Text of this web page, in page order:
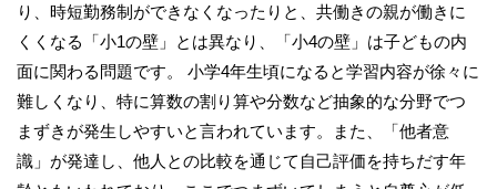
り、時短勤務制ができなくなったりと、共働きの親が働きに
くくなる「小1の壁」とは異なり、「小4の壁」は子どもの内
面に関わる問題です。 小学4年生頃になると学習内容が徐々に
難しくなり、特に算数の割り算や分数など抽象的な分野でつ
まずきが発生しやすいと言われています。また、「他者意
識」が発達し、他人との比較を通じて自己評価を持ちだす年